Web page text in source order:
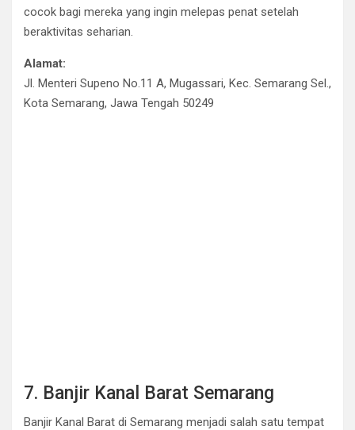
cocok bagi mereka yang ingin melepas penat setelah
beraktivitas seharian.
Alamat:
Jl. Menteri Supeno No.11 A, Mugassari, Kec. Semarang Sel.,
Kota Semarang, Jawa Tengah 50249
7. Banjir Kanal Barat Semarang
Banjir Kanal Barat di Semarang menjadi salah satu tempat